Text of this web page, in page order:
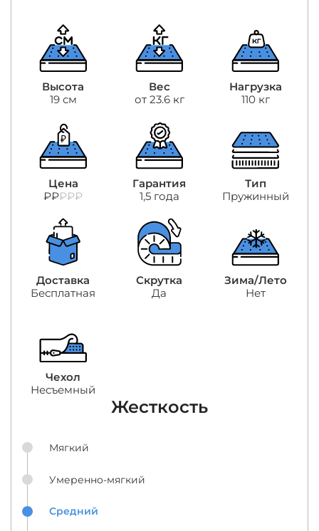
Высота
19 см
Вес
от 23.6 кг
Нагрузка
110 кг
Цена
₽₽₽₽₽
Гарантия
1,5 года
Тип
Пружинный
Доставка
Бесплатная
Скрутка
Да
Зима/Лето
Нет
Чехол
Несъемный
Жесткость
Мягкий
Умеренно-мягкий
Средний